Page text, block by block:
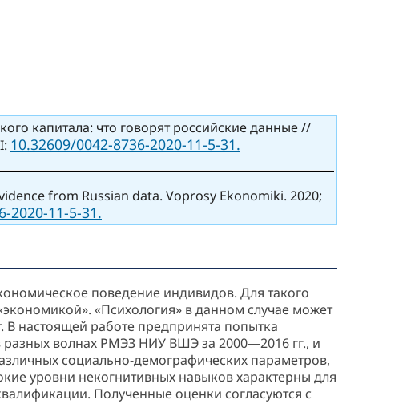
капитала: что говорят российские данные //
10.32609/0042-8736-2020-11-5-31.
from Russian data. Voprosy Ekonomiki. 2020;
2020-11-5-31.
поведение индивидов. Для такого
«Психология» в данном случае может
В настоящей работе предпринята попытка
разных волнах РМЭЗ НИУ ВШЭ за 2000—2016 гг., и
социально-демографических параметров,
уровни некогнитивных навыков характерны для
Полученные оценки согласуются с